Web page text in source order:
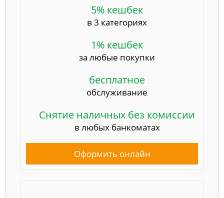
5% кешбек
в 3 категориях
1% кешбек
за любые покупки
бесплатное
обслуживание
Снятие наличных без комиссии
в любых банкоматах
Оформить онлайн